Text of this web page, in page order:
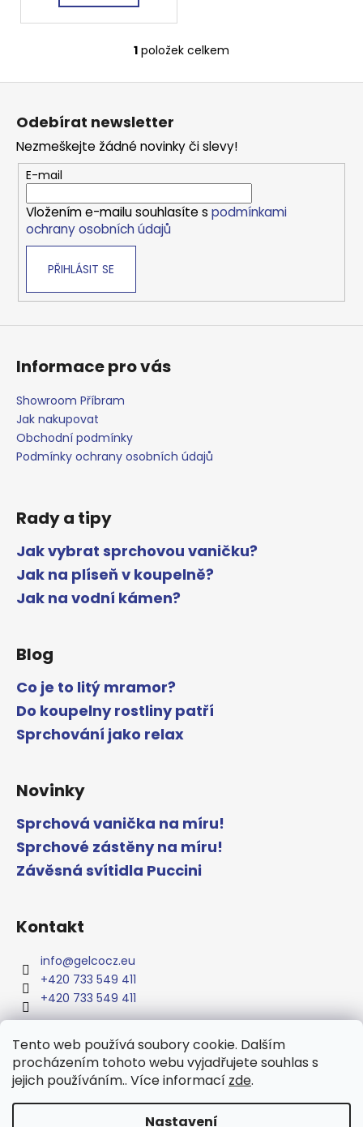
Tento web používá soubory cookie. Dalším
procházením tohoto webu vyjadřujete souhlas s
jejich používáním.. Více informací zde.
Nastavení
O
v
a
c
í
p
r
ý
p
1 položek celkem
Z
Odebírat newsletter
Nezmeškejte žádné novinky či slevy!
E-mail
Vložením e-mailu souhlasíte s podmínkami
ochrany osobních údajů
PŘIHLÁSIT SE
Informace pro vás
Showroom Příbram
Jak nakupovat
Obchodní podmínky
Podmínky ochrany osobních údajů
Rady a tipy
Jak vybrat sprchovou vaničku?
Jak na plíseň v koupelně?
Jak na vodní kámen?
Blog
Co je to litý mramor?
Do koupelny rostliny patří
Sprchování jako relax
Novinky
Sprchová vanička na míru!
Sprchové zástěny na míru!
Závěsná svítidla Puccini
Kontakt
info@gelcocz.eu
+420 733 549 411
+420 733 549 411
www.gelcocz.eu